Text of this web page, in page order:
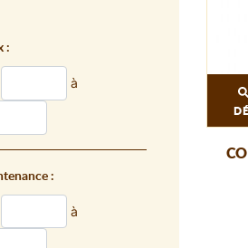
:
à
:
à